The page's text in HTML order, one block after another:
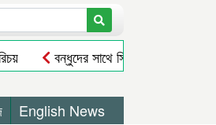
বন্ধুদের সাথে সিলেট থেকে বাড়ি
দিন জামাতে নামাজ ৩২ শিশু-কিশোরদের ২
English News